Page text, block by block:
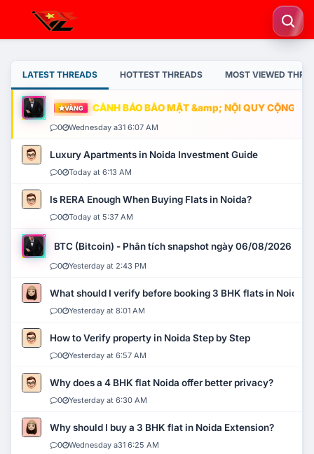
LATEST THREADS HOTTEST THREADS MOST VIEWED
VÀNG CẢNH BÁO BẢO MẬT &amp; NỘI QUY CỘNG
0 Wednesday a31 6:07 AM
Luxury Apartments in Noida Investment Guide
0 Today at 6:13 AM
Is RERA Enough When Buying Flats in Noida?
0 Today at 5:37 AM
BTC (Bitcoin) - Phân tích snapshot ngày 06/08/2026
0 Yesterday at 2:43 PM
What should I verify before booking 3 BHK flats in Noida?
0 Yesterday at 8:01 AM
How to Verify property in Noida Step by Step
0 Yesterday at 6:57 AM
Why does a 4 BHK flat Noida offer better privacy?
0 Yesterday at 6:30 AM
Why should I buy a 3 BHK flat in Noida Extension?
0 Wednesday a31 6:25 AM